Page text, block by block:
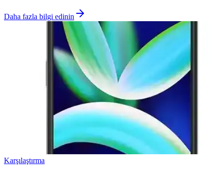
Daha fazla bilgi edinin
Karşılaştırma